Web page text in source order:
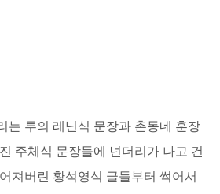
는 투의 레닌식 문장과 촌동네 훈장
주체식 문장들에 넌더리가 나고 건
져버린 황석영식 글들부터 썩어서